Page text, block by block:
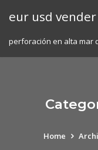
eur usd
perforación en alta mar
Home